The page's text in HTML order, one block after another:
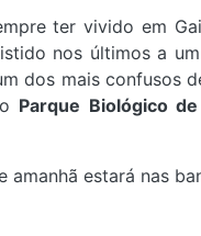
ter vivido em
nos últimos a
dos mais confusos
Parque Biológico de
amanhã estará nas